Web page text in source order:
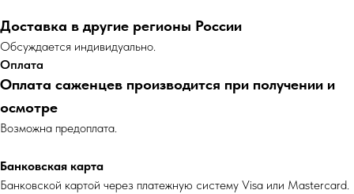
Доставка в другие регионы России
Обсуждается индивидуально.
Оплата
Оплата саженцев производится при получении и
осмотре
Возможна предоплата.
Банковская карта
Банковской картой через платежную систему Visa или Mastercard.